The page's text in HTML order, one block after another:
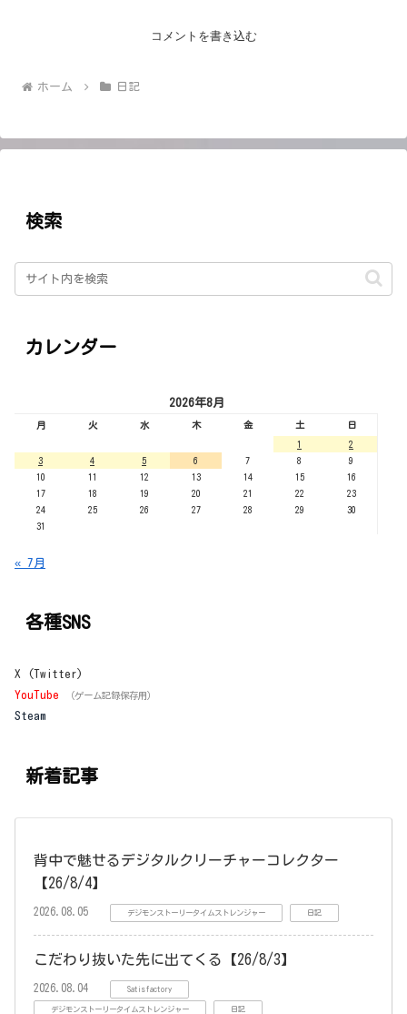
コメントを書き込む
ホーム 日記
検索
カレンダー
2026年8月
月 火 水 木 金 土 日
1
2
3
4 5 6 7 8
9
10
11 12 13 14 15
16
17
18 19 20 21 22
23
24
25 26 27 28 29
30
31
« 7月
各種SNS
X (Twitter)
YouTube
（ゲーム記録保存用）
Steam
新着記事
背中で魅せるデジタルクリーチャーコレクター
【26/8/4】
2026.08.05 デジモンストーリータイムストレンジャー 日記
こだわり抜いた先に出てくる【26/8/3】
2026.08.04 Satisfactory
デジモンストーリータイムストレンジャー 日記